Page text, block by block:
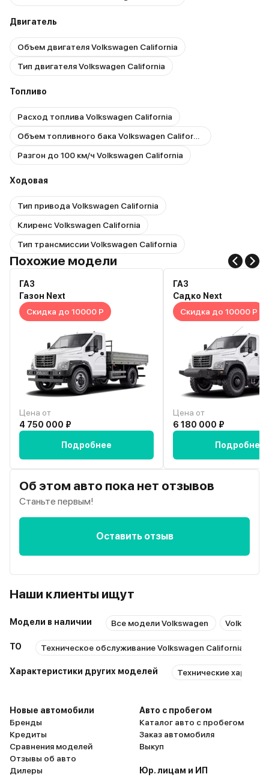
Двигатель
Объем двигателя Volkswagen California
Тип двигателя Volkswagen California
Топливо
Расход топлива Volkswagen California
Разгон до 100 км/ч Volkswagen California
Ходовая
Тип привода Volkswagen California
Клиренс Volkswagen California
Тип трансмиссии Volkswagen California
Похожие модели
ГАЗ
Газон Next
Скидка до 10000 Р
Цена от
4 750 000 ₽
Подробнее
ГАЗ
Садко Next
Скидка до 10000 Р
Цена от
6 180 000 ₽
Подробнее
Об этом авто пока нет отзывов
Станьте первым!
Оставить отзыв
Наши клиенты ищут
Модели в наличии Все модели Volkswagen
ТО Техническое обслуживание Volkswagen California
Характеристики других моделей Технические
Новые автомобили
Бренды
Кредиты
Сравнения моделей
Отзывы об авто
Дилеры
Авто с пробегом
Каталог авто с пробегом
Заказ автомобиля
Выкуп
Юр. лицам и ИП